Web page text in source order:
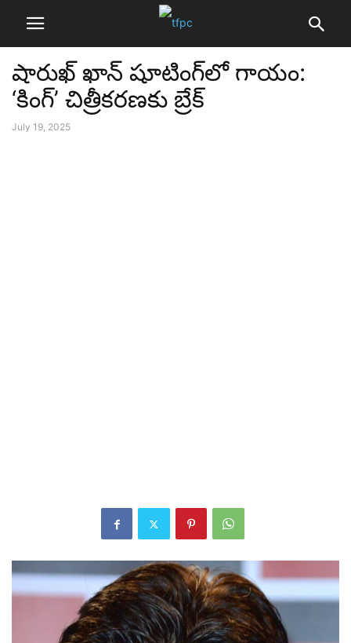
షారుఖ్ ఖాన్ షూటింగ్‌లో గాయం:
‘కింగ్’ చిత్రీకరణకు బ్రేక్
July 19, 2025